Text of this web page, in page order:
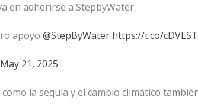
en adherirse a StepbyWater.
apoyo @StepByWater https://t.co/
May 21, 2025
la sequía y el cambio climático